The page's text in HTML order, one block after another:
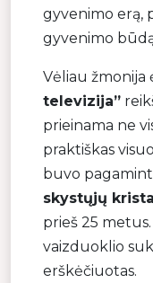
gyvenimo erą,
gyvenimo
Vėliau žmonija
televizija”
prieinama ne
praktiškas
buvo
skystųjų
prieš 25
vaizduoklio
erškėčiuotas.